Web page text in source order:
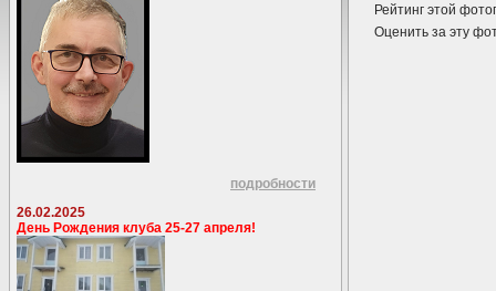
подробности
26.02.2025
День Рождения клуба 25-27 апреля!
Рейтинг этой
Оценить за эту